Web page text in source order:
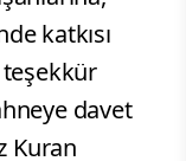
katkısı
davet
Kuran